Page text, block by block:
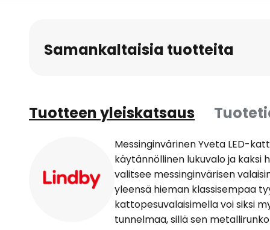
Samankaltaisia tuotteita
Tuotteen yleiskatsaus
Messinginvärinen Yveta LED-
käytännöllinen lukuvalo ja kaksi
valitsee messinginvärisen
yleensä hieman klassisempaa
kattopesuvalaisimella voi siksi
tunnelmaa, sillä sen